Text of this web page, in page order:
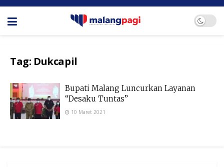
Tag: Dukcapil
Bupati Malang Luncurkan Layanan
“Desaku Tuntas”
10 Maret 2021